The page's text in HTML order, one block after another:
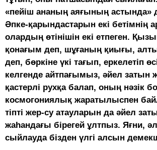
«пейіш ананың аяғының астында»
Әпке-қарындастарын екі бетімнің
олардың өтінішін екі етпеген.
қонағым деп, шұғаның қиығы,
деп, бөркіне үкі тағып, еркелетіп
келгенде айтпағымыз, әйел затын
қастерлі рухқа балап, оның нәзік
космогониялық жаратылыспен
тіпті жер-су атауларын да әйел
жаһандағы бірегей ұлтпыз. Яғни,
сыйлауда бізден үлгі алсын